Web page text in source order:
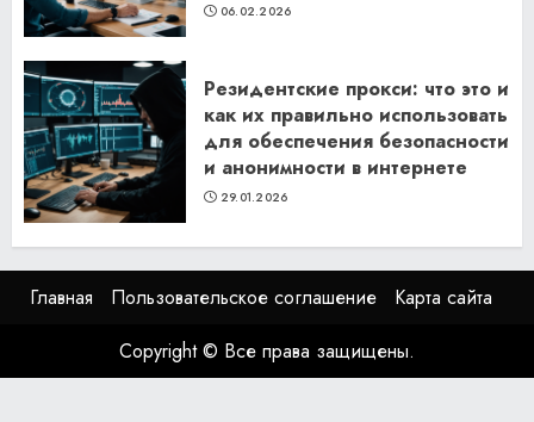
06.02.2026
Резидентские прокси: что это и
как их правильно использовать
для обеспечения безопасности
и анонимности в интернете
29.01.2026
Главная Пользовательское соглашение
Карта сайта
Copyright © Все права защищены.